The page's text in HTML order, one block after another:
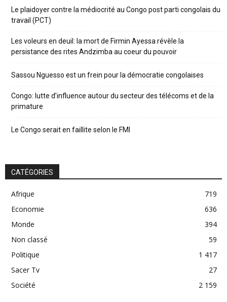
Le plaidoyer contre la médiocrité au Congo post parti congolais du
travail (PCT)
Les voleurs en deuil: la mort de Firmin Ayessa révèle la
persistance des rites Andzimba au coeur du pouvoir
Sassou Nguesso est un frein pour la démocratie congolaises
Congo: lutte d’influence autour du secteur des télécoms et de la
primature
Le Congo serait en faillite selon le FMI
CATÉGORIES
Afrique
719
Economie
636
Monde
394
Non classé
59
Politique
1 417
Sacer Tv
27
Société
2 159